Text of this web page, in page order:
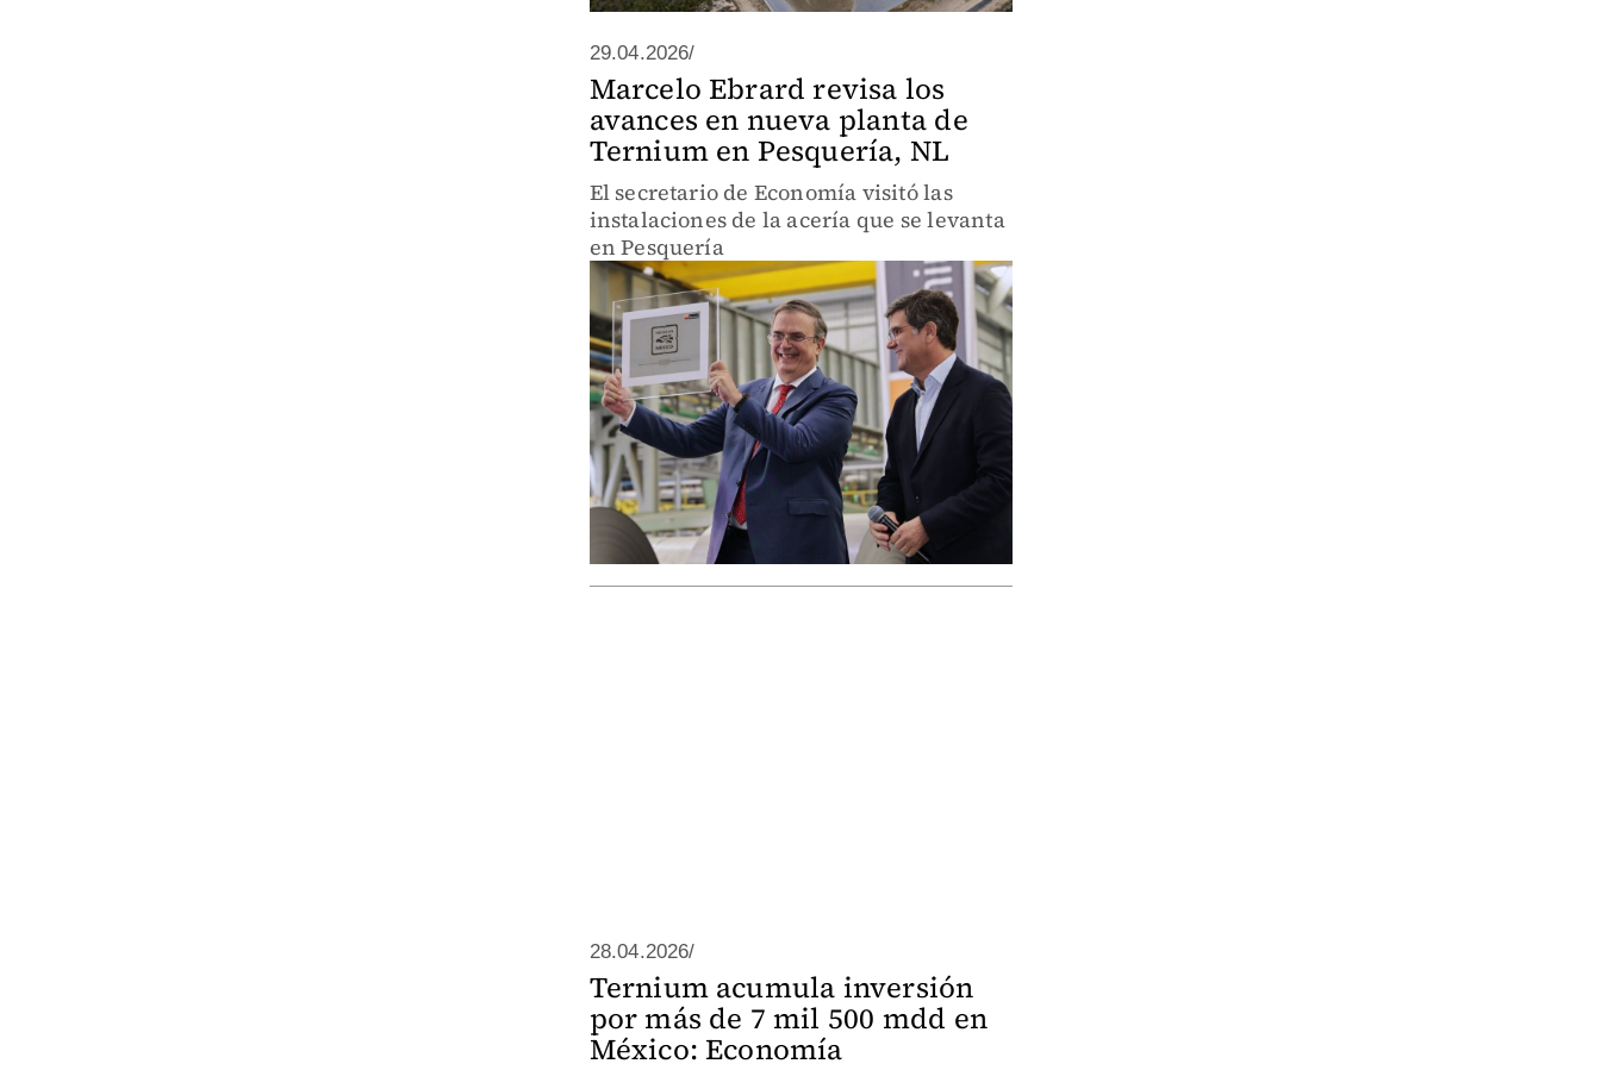
29.04.2026/
Marcelo Ebrard revisa los
avances en nueva planta de
Ternium en Pesquería, NL
El secretario de Economía visitó las
instalaciones de la acería que se levanta
en Pesquería
28.04.2026/
Ternium acumula inversión
por más de 7 mil 500 mdd en
México: Economía